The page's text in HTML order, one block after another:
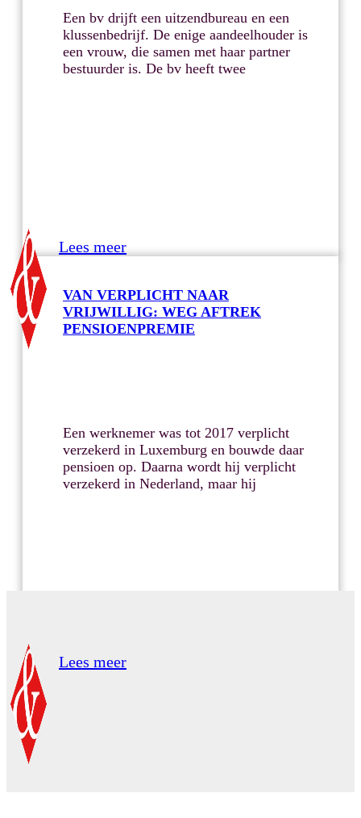
Een bv drijft een uitzendbureau en een
klussenbedrijf. De enige aandeelhouder is
een vrouw, die samen met haar partner
bestuurder is. De bv heeft twee
Lees meer
VAN VERPLICHT NAAR
VRIJWILLIG: WEG AFTREK
PENSIOENPREMIE
Een werknemer was tot 2017 verplicht
verzekerd in Luxemburg en bouwde daar
pensioen op. Daarna wordt hij verplicht
verzekerd in Nederland, maar hij
Lees meer